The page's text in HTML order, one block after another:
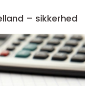
– sikkerhed